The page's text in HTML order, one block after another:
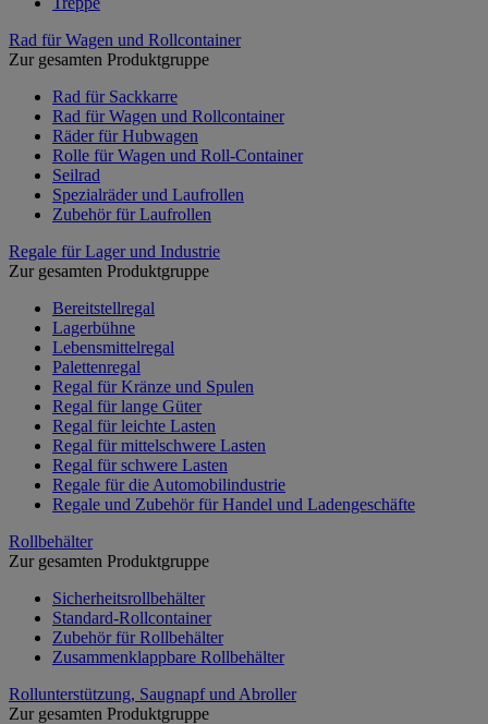
Rad für Wagen und Rollcontainer
Zur gesamten Produktgruppe
Rad für Sackkarre
Rad für Wagen und Rollcontainer
Räder für Hubwagen
Rolle für Wagen und Roll-Container
Seilrad
Spezialräder und Laufrollen
Zubehör für Laufrollen
Regale für Lager und Industrie
Zur gesamten Produktgruppe
Bereitstellregal
Lagerbühne
Lebensmittelregal
Palettenregal
Regal für Kränze und Spulen
Regal für lange Güter
Regal für leichte Lasten
Regal für mittelschwere Lasten
Regal für schwere Lasten
Regale für die Automobilindustrie
Regale und Zubehör für Handel und Ladengeschäfte
Rollbehälter
Zur gesamten Produktgruppe
Sicherheitsrollbehälter
Standard-Rollcontainer
Zubehör für Rollbehälter
Zusammenklappbare Rollbehälter
Rollunterstützung, Saugnapf und Abroller
Zur gesamten Produktgruppe